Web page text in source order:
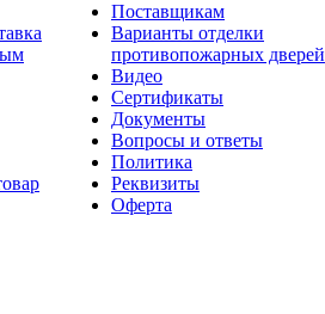
Поставщикам
Варианты отделки
противопожарных дверей
Видео
Сертификаты
Документы
Вопросы и ответы
Политика
Реквизиты
Оферта